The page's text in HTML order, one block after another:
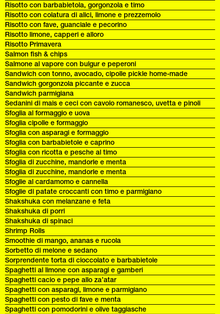
Risotto con barbabietola, gorgonzola e timo
Risotto con colatura di alici, limone e prezzemolo
Risotto con fave, guanciale e pecorino
Risotto limone, capperi e alloro
Risotto Primavera
Salmon fish & chips
Salmone al vapore con bulgur e peperoni
Sandwich con tonno, avocado, cipolle pickle home-made
Sandwich gorgonzola piccante e zucca
Sandwich parmigiana
Sedanini di mais e ceci con cavolo romanesco, uvetta e pinoli
Sfoglia al formaggio e uova
Sfoglia cipolle e formaggio
Sfoglia con asparagi e formaggio
Sfoglia con barbabietole e caprino
Sfoglia con ricotta e pesche al timo
Sfoglia di zucchine, mandorle e menta
Sfoglia di zucchine, mandorle e menta
Sfoglie al cardamomo e cannella
Sfoglie di patate croccanti con timo e parmigiano
Shakshuka con melanzane e feta
Shakshuka di porri
Shakshuka di spinaci
Shrimp Rolls
Smoothie di mango, ananas e rucola
Sorbetto di melone e sedano
Sorprendente torta di cioccolato e barbabietole
Spaghetti al limone con asparagi e gamberi
Spaghetti cacio e pepe allo za’atar
Spaghetti con asparagi, limone e parmigiano
Spaghetti con pesto di fave e menta
Spaghetti con pomodorini e olive taggiasche